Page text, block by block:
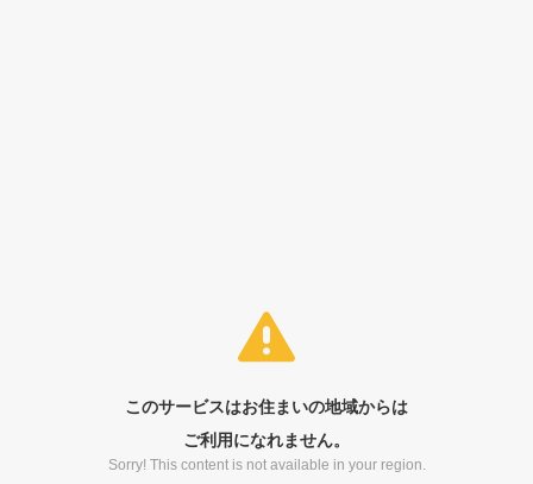
このサービスはお住まいの地域からは
ご利用になれません。
Sorry! This content is not available in your region.